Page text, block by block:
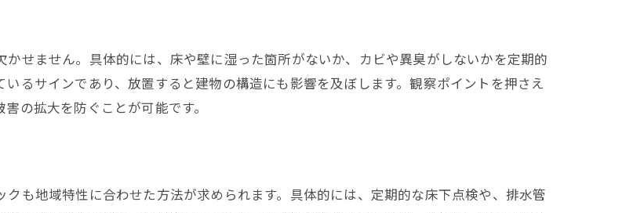
水漏れを自力でチェックする基本手順
い地下 水漏れの発見法と注意点
できる地下 水漏れセルフ診断法
者に相談する前にできる地下 水漏れ点検
せません。具体的には、床や壁に湿った箇所がないか、カビや異臭がしないかを定期的
るサインであり、放置すると建物の構造にも影響を及ぼします。観察ポイントを押さえ
の拡大を防ぐことが可能です。
も地域特性に合わせた方法が求められます。具体的には、定期的な床下点検や、排水管